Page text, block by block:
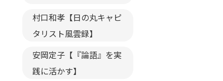
村口和孝【日の丸キャピ
タリスト風雲録】
安岡定子【『論語』を実
践に活かす】